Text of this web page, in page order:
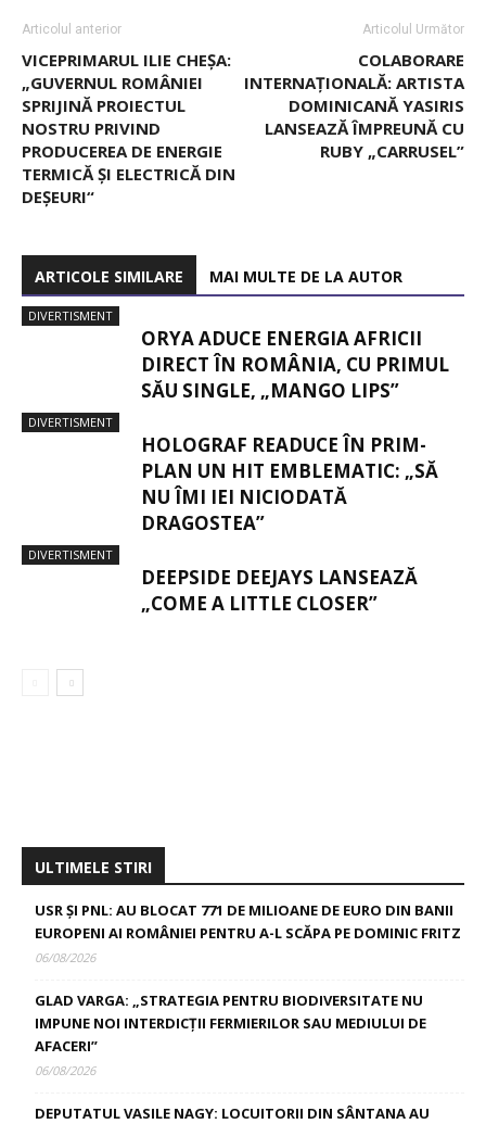
Articolul anterior
VICEPRIMARUL ILIE CHEȘA:
„GUVERNUL ROMÂNIEI
SPRIJINĂ PROIECTUL
NOSTRU PRIVIND
PRODUCEREA DE ENERGIE
TERMICĂ ȘI ELECTRICĂ DIN
DEȘEURI“
Articolul Următor
COLABORARE
INTERNAȚIONALĂ: ARTISTA
DOMINICANĂ YASIRIS
LANSEAZĂ ÎMPREUNĂ CU
RUBY „CARRUSEL”
ARTICOLE SIMILARE MAI MULTE DE LA AUTOR
DIVERTISMENT
ORYA ADUCE ENERGIA AFRICII
DIRECT ÎN ROMÂNIA, CU PRIMUL
SĂU SINGLE, „MANGO LIPS”
DIVERTISMENT
HOLOGRAF READUCE ÎN PRIM-
PLAN UN HIT EMBLEMATIC: „SĂ
NU ÎMI IEI NICIODATĂ
DRAGOSTEA”
DIVERTISMENT
DEEPSIDE DEEJAYS LANSEAZĂ
„COME A LITTLE CLOSER”
ULTIMELE STIRI
USR ȘI PNL: AU BLOCAT 771 DE MILIOANE DE EURO DIN BANII
EUROPENI AI ROMÂNIEI PENTRU A-L SCĂPA PE DOMINIC FRITZ
06/08/2026
GLAD VARGA: „STRATEGIA PENTRU BIODIVERSITATE NU
IMPUNE NOI INTERDICȚII FERMIERILOR SAU MEDIULUI DE
AFACERI”
06/08/2026
DEPUTATUL VASILE NAGY: LOCUITORII DIN SÂNTANA AU